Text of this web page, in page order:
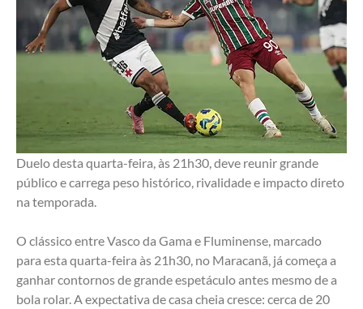
Duelo desta quarta-feira, às 21h30, deve reunir grande
público e carrega peso histórico, rivalidade e impacto direto
na temporada.
O clássico entre Vasco da Gama e Fluminense, marcado
para esta quarta-feira às 21h30, no Maracanã, já começa a
ganhar contornos de grande espetáculo antes mesmo de a
bola rolar. A expectativa de casa cheia cresce: cerca de 20